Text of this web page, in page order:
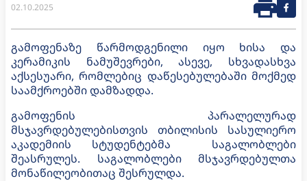
02.10.2025
გამოფენაზე წარმოდგენილი იყო ხისა და
კერამიკის ნამუშევრები, ასევე, სხვადასხვა
აქსესუარი, რომლებიც დაწესებულებაში მოქმედ
საამქროებში დამზადდა.
გამოფენის პარალელურად
მსჯავრდებულებისთვის თბილისის სასულიერო
აკადემიის სტუდენტებმა საგალობლები
შეასრულეს. საგალობლები მსჯავრდებულთა
მონაწილეობითაც შესრულდა.